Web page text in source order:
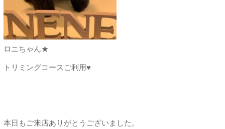
ロニちゃん★
トリミングコースご利用♥
本日もご来店ありがとうございました。